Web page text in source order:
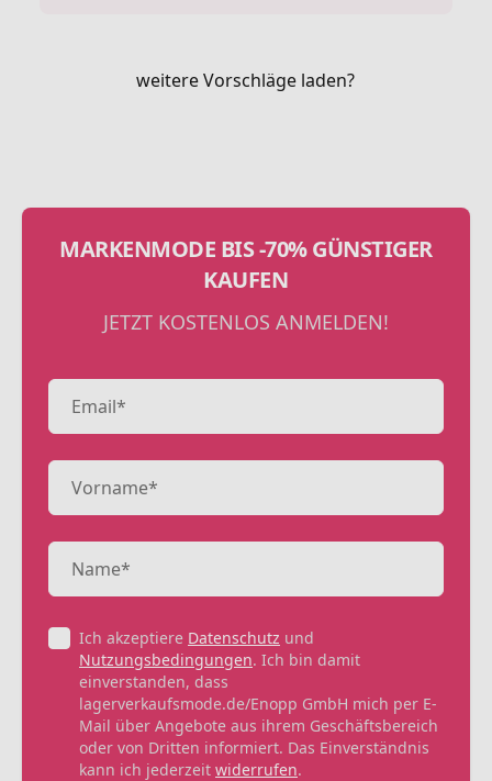
weitere Vorschläge laden?
MARKENMODE BIS -70% GÜNSTIGER
KAUFEN
JETZT KOSTENLOS ANMELDEN!
Ich akzeptiere Datenschutz und
Nutzungsbedingungen. Ich bin damit
einverstanden, dass
lagerverkaufsmode.de/Enopp GmbH mich per E-
Mail über Angebote aus ihrem Geschäftsbereich
oder von Dritten informiert. Das Einverständnis
kann ich jederzeit widerrufen.